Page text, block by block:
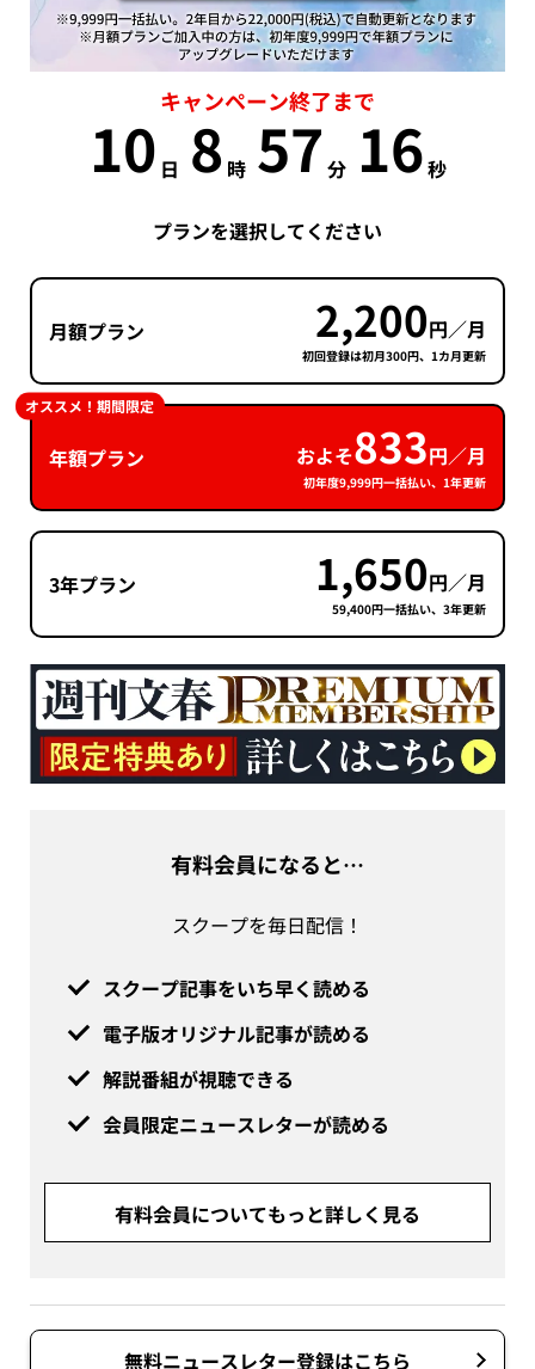
キャンペーン終了まで
10 日 8 時 57 分 16秒
プランを選択してください
月額プラン 2,200円／月
初回登録は初月300円、1カ月更新
年額プラン およそ833円／月
初年度9,999円一括払い、1年更新
オススメ！期間限定
3年プラン 1,650円／月
59,400円一括払い、3年更新
有料会員になると…
スクープを毎日配信！
スクープ記事をいち早く読める
電子版オリジナル記事が読める
解説番組が視聴できる
会員限定ニュースレターが読める
有料会員についてもっと詳しく見る
無料ニュースレター登録はこちら